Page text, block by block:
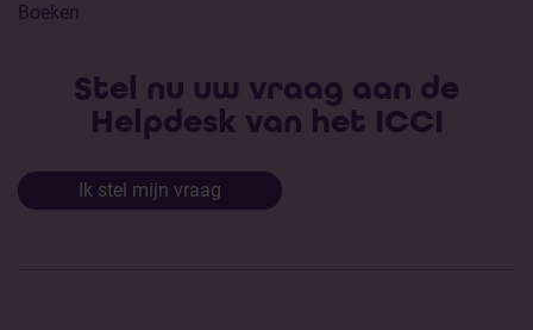
Boeken
Stel nu uw vraag aan de
Helpdesk van het ICCI
Ik stel mijn vraag